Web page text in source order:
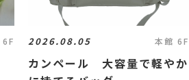
2026.08.05 本館 6F
カンペール 大容量で軽やか